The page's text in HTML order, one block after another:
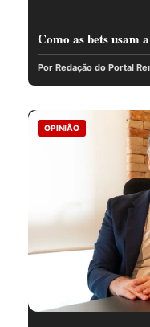
Como as bets usam
Por Redação do Portal
OPINIÃO